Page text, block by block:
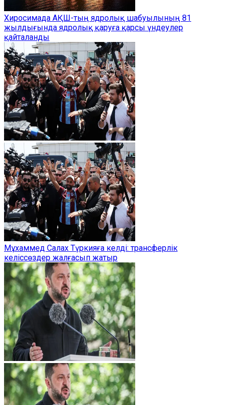
Хиросимада АҚШ-тың ядролық шабуылының 81
жылдығында ядролық қаруға қарсы үндеулер
қайталанды
Мұхаммед Салах Түркияға келді: трансферлік
келіссөздер жалғасып жатыр